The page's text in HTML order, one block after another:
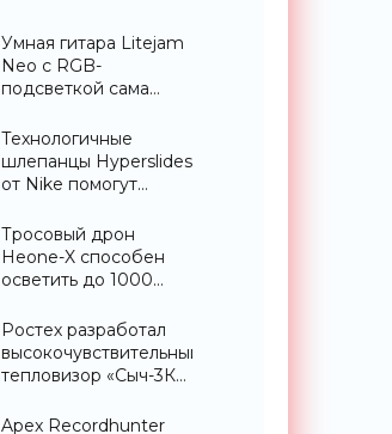
Умная гитара Litejam
Neo с RGB-
подсветкой сама
«Гаджеты»
Технологичные
шлепанцы Hyperslides
от Nike помогут
ноги после
тренировки -
«Гаджеты»
Тросовый дрон
Heone-X способен
осветить до 1000
земли -
«Беспилотники»
Ростех разработал
высокочувствительный
тепловизор «Сыч-3К»
распознавания до 2
Apex Recordhunter